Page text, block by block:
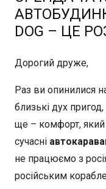
DOG – ЦЕ
Дорогий друже,
Раз ви опинилися
близькі дух
ще – комфорт,
сучасні
не працюємо з
російським